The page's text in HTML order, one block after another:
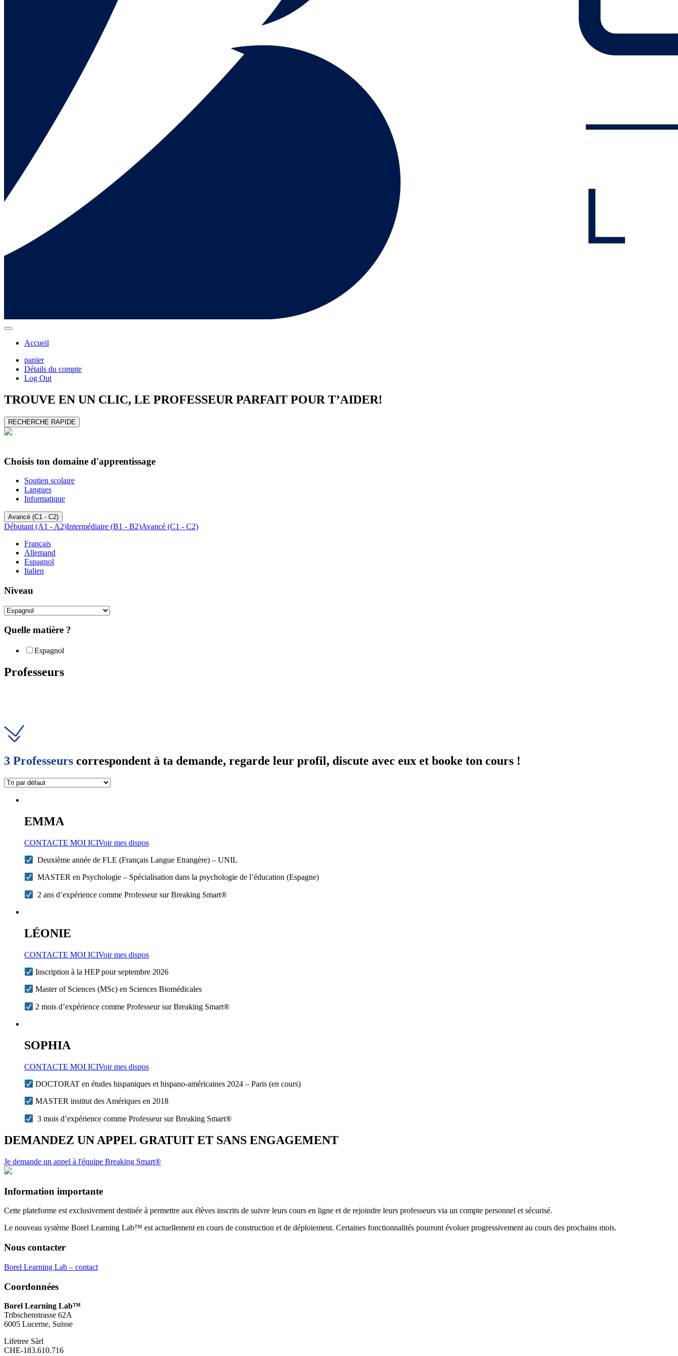
Accueil
panier
Détails du compte
Log Out
TROUVE EN UN CLIC, LE PROFESSEUR PARFAIT POUR T’AIDER!
RECHERCHE RAPIDE
Choisis ton domaine d'apprentissage
Soutien scolaire
Langues
Informatique
Avancé (C1 - C2)
Débutant (A1 - A2)Intermédiaire (B1 - B2)Avancé (C1 - C2)
Français
Allemand
Espagnol
Italien
Niveau
Quelle matière ?
Espagnol
Professeurs
3 Professeurs correspondent à ta demande, regarde leur profil, discute avec eux et booke ton cours !
EMMA
CONTACTE MOI ICIVoir mes dispos
Deuxième année de FLE (Français Langue Etrangère) – UNIL
MASTER en Psychologie – Spécialisation dans la psychologie de l’éducation (Espagne)
2 ans d’expérience comme Professeur sur Breaking Smart®
LÉONIE
CONTACTE MOI ICIVoir mes dispos
Inscription à la HEP pour septembre 2026
Master of Sciences (MSc) en Sciences Biomédicales
2 mois d’expérience comme Professeur sur Breaking Smart®
SOPHIA
CONTACTE MOI ICIVoir mes dispos
DOCTORAT en études hispaniques et hispano-américaines 2024 – Paris (en cours)
MASTER institut des Amériques en 2018
3 mois d’expérience comme Professeur sur Breaking Smart®
DEMANDEZ UN APPEL GRATUIT ET SANS ENGAGEMENT
Je demande un appel à l'équipe Breaking Smart®
Information importante
Cette plateforme est exclusivement destinée à permettre aux élèves inscrits de suivre leurs cours en ligne et de rejoindre leurs professeurs via un compte personnel et sécurisé.
Le nouveau système Borel Learning Lab™ est actuellement en cours de construction et de déploiement. Certaines fonctionnalités pourront évoluer progressivement au cours des prochains mois.
Nous contacter
Borel Learning Lab – contact
Coordonnées
Borel Learning Lab™
Tribschenstrasse 62A
6005 Lucerne, Suisse
Lifetree Sàrl
CHE-183.610.716